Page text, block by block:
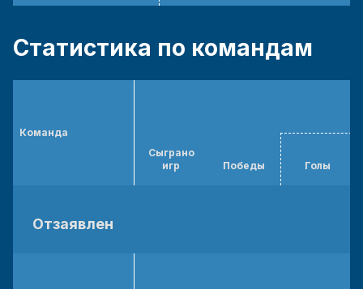
Статистика по командам
Команда
Сыграно
игр
Победы Голы
Отзаявлен